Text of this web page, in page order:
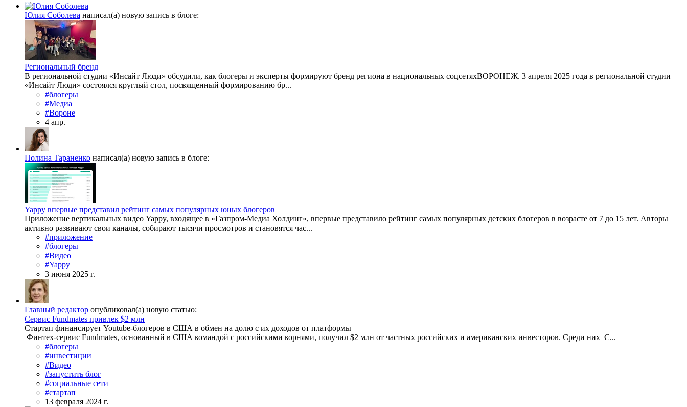
Юлия Соболева написал(а) новую запись в блоге:
Региональный бренд
В региональной студии «Инсайт Люди» обсудили, как блогеры и эксперты формируют бренд региона в национальных соцсетяхВОРОНЕЖ. 3 апреля 2025 года в региональной студии
«Инсайт Люди» состоялся круглый стол, посвященный формированию бр...
#блогеры
#Медиа
#Вороне
4 апр.
Полина Тараненко написал(а) новую запись в блоге:
Yappy впервые представил рейтинг самых популярных юных блогеров
Приложение вертикальных видео Yappy, входящее в «Газпром-Медиа Холдинг», впервые представило рейтинг самых популярных детских блогеров в возрасте от 7 до 15 лет. Авторы
активно развивают свои каналы, собирают тысячи просмотров и становятся час...
#приложение
#блогеры
#Видео
#Yappy
3 июня 2025 г.
Главный редактор опубликовал(а) новую статью:
Сервис Fundmates привлек $2 млн
Стартап финансирует Youtube-блогеров в США в обмен на долю с их доходов от платформы
Финтех-сервис Fundmates, основанный в США командой с российскими корнями, получил $2 млн от частных российских и американских инвесторов. Среди них С...
#блогеры
#инвестиции
#Видео
#запустить блог
#социальные сети
#стартап
13 февраля 2024 г.